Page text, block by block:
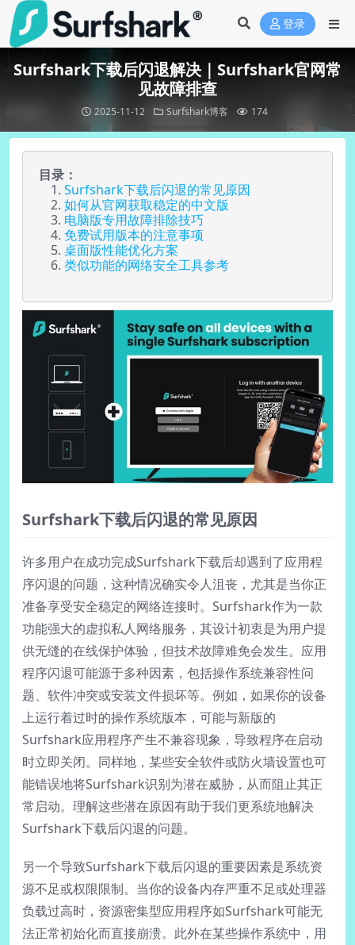
登录
Surfshark下载后闪退解决｜Surfshark官网常
见故障排查
2025-11-12 Surfshark博客 174
目录：
Surfshark下载后闪退的常见原因
如何从官网获取稳定的中文版
电脑版专用故障排除技巧
免费试用版本的注意事项
桌面版性能优化方案
类似功能的网络安全工具参考
Surfshark下载后闪退的常见原因
许多用户在成功完成Surfshark下载后却遇到了应用程
序闪退的问题，这种情况确实令人沮丧，尤其是当你正
准备享受安全稳定的网络连接时。Surfshark作为一款
功能强大的虚拟私人网络服务，其设计初衷是为用户提
供无缝的在线保护体验，但技术故障难免会发生。应用
程序闪退可能源于多种因素，包括操作系统兼容性问
题、软件冲突或安装文件损坏等。例如，如果你的设备
上运行着过时的操作系统版本，可能与新版的
Surfshark应用程序产生不兼容现象，导致程序在启动
时立即关闭。同样地，某些安全软件或防火墙设置也可
能错误地将Surfshark识别为潜在威胁，从而阻止其正
常启动。理解这些潜在原因有助于我们更系统地解决
Surfshark下载后闪退的问题。
另一个导致Surfshark下载后闪退的重要因素是系统资
源不足或权限限制。当你的设备内存严重不足或处理器
负载过高时，资源密集型应用程序如Surfshark可能无
法正常初始化而直接崩溃。此外在某些操作系统中，用